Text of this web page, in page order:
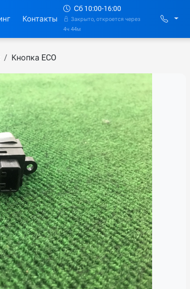
Контакты
Сб 10:00-16:00
Закрыто, откроется через
4ч 44м
Кнопка ECO